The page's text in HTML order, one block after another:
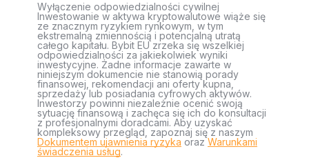
Wyłączenie odpowiedzialności cywilnej
Inwestowanie w aktywa kryptowalutowe wiąże się
ze znacznym ryzykiem rynkowym, w tym
ekstremalną zmiennością i potencjalną utratą
całego kapitału. Bybit EU zrzeka się wszelkiej
odpowiedzialności za jakiekolwiek wyniki
inwestycyjne. Żadne informacje zawarte w
niniejszym dokumencie nie stanowią porady
finansowej, rekomendacji ani oferty kupna,
sprzedaży lub posiadania cyfrowych aktywów.
Inwestorzy powinni niezależnie ocenić swoją
sytuację finansową i zachęca się ich do konsultacji
z profesjonalnymi doradcami. Aby uzyskać
kompleksowy przegląd, zapoznaj się z naszym
Dokumentem ujawnienia ryzyka orazWarunkami
świadczenia usług.